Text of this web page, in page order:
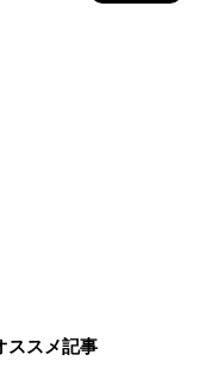
ススメ記事